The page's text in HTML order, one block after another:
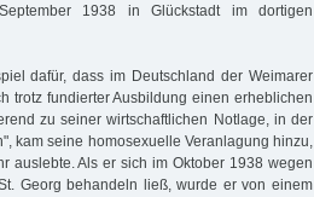
1938 in Glückstadt im dortigen
dafür, dass im Deutschland der Weimarer
trotz fundierter Ausbildung einen erheblichen
zu seiner wirtschaftlichen Notlage, in der
kam seine homosexuelle Veranlagung hinzu,
auslebte. Als er sich im Oktober 1938 wegen
Georg behandeln ließ, wurde er von einem